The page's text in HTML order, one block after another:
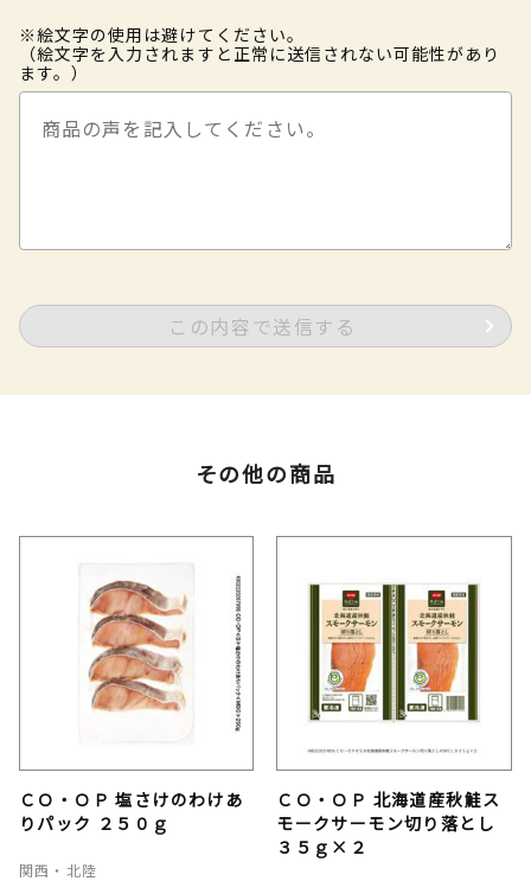
※絵文字の使用は避けてください。
（絵文字を入力されますと正常に送信されない可能性があり
ます。）
この内容で送信する
その他の商品
ＣＯ・ＯＰ 塩さけのわけあ
りパック ２５０ｇ
関西・北陸
ＣＯ・ＯＰ 北海道産秋鮭ス
モークサーモン切り落とし
３５ｇ×２